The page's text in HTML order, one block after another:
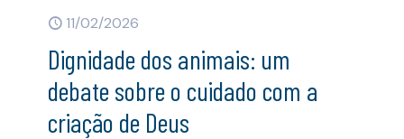
11/02/2026
Dignidade dos animais: um
debate sobre o cuidado com a
criação de Deus